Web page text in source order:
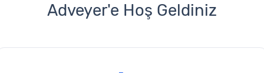
Adveyer'e Hoş Geldiniz